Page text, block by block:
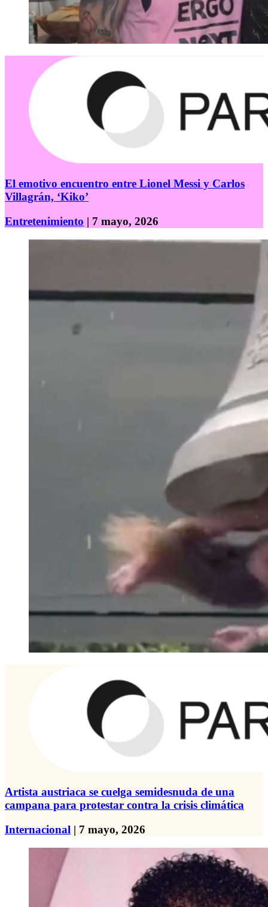
El emotivo encuentro entre Lionel Messi y Carlos
Villagrán, ‘Kiko’
Entretenimiento | 7 mayo, 2026
Artista austriaca se cuelga semidesnuda de una
campana para protestar contra la crisis climática
Internacional | 7 mayo, 2026